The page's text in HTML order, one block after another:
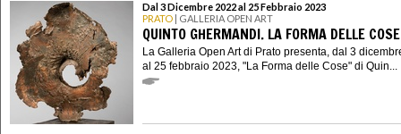
Dal 3 Dicembre 2022 al 25 Febbraio 2023
PRATO | GALLERIA OPEN ART
QUINTO GHERMANDI. LA FORMA DELLE COSE
La Galleria Open Art di Prato presenta, dal 3
al 25 febbraio 2023, "La Forma delle Cose" di Quin...